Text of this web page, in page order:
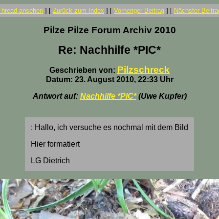
ansehen ] [ Zurück zum Index ] [ Vorheriger Beitrag ] [ Nächster
Pilze Pilze Forum Archiv 2010
Re: Nachhilfe *PIC*
Geschrieben von: Pilzschreck
Datum: 23. August 2010, 22:33 Uhr
Antwort auf: Nachhilfe *PIC*(Uwe Kupfer)
: Hallo, ich versuche es nochmal mit dem Bild
Hier formatiert
LG Dietrich